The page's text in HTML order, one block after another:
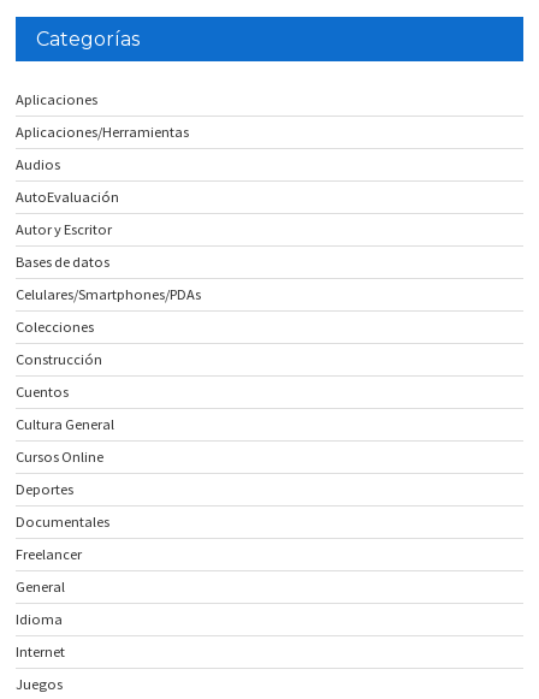
Categorías
Aplicaciones
Aplicaciones/Herramientas
Audios
AutoEvaluación
Autor y Escritor
Bases de datos
Celulares/Smartphones/PDAs
Colecciones
Construcción
Cuentos
Cultura General
Cursos Online
Deportes
Documentales
Freelancer
General
Idioma
Internet
Juegos